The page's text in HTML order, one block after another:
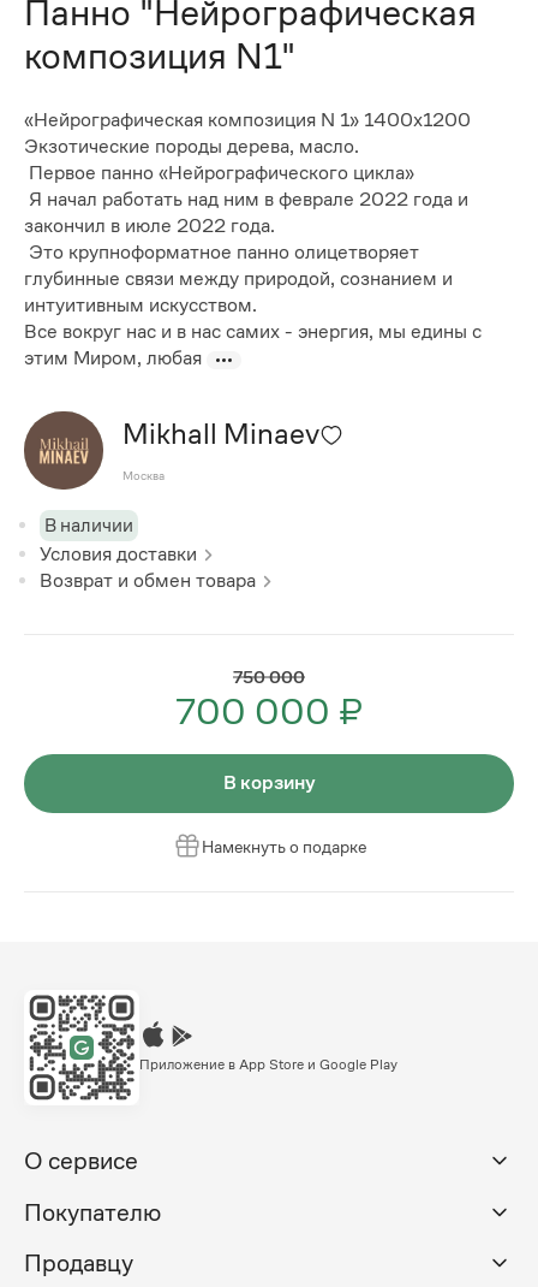
Панно "Нейрографическая
композиция N1"
«Нейрографическая композиция N 1» 1400х1200
Экзотические породы дерева, масло.
Первое панно «Нейрографического цикла»
Я начал работать над ним в феврале 2022 года и
закончил в июле 2022 года.
Это крупноформатное панно олицетворяет
глубинные связи между природой, сознанием и
интуитивным искусством.
Все вокруг нас и в нас самих - энергия, мы едины с
этим Миром, любая
Mikhall Minaev
Москва
В наличии
Условия доставки
Возврат и обмен товара
750 000
700 000 ₽
В корзину
Намекнуть о подарке
Приложение в App Store и Google Play
О сервисе
Покупателю
Продавцу